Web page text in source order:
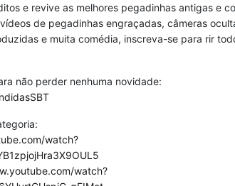
e revive as melhores pegadinhas antigas e
de pegadinhas engraçadas, câmeras
e muita comédia, inscreva-se para rir
não perder nenhuma novidade:
watch?
watch?